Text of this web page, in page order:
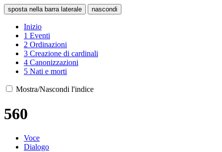
sposta nella barra laterale nascondi
Inizio
1 Eventi
2 Ordinazioni
3 Creazione di cardinali
4 Canonizzazioni
5 Nati e morti
Mostra/Nascondi l'indice
560
Voce
Dialogo